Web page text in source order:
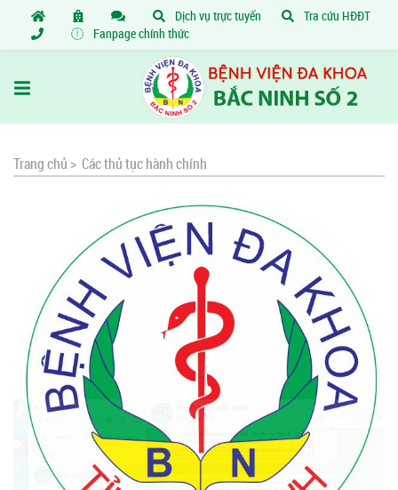
Dịch vụ trực tuyến
Tra cứu HĐĐT
Fanpage chính thức
Trang chủ > Các thủ tục hành chính